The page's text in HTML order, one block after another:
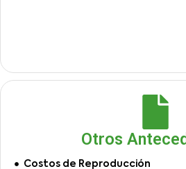
Otros
Costos de Reproducción